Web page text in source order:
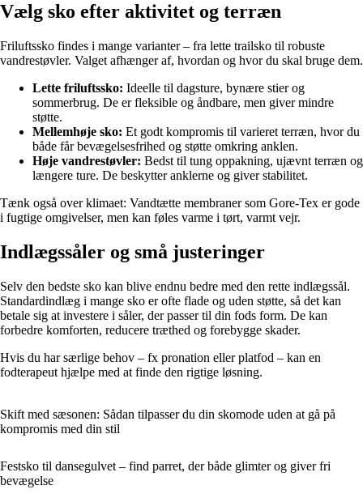
Vælg sko efter aktivitet og terræn
Friluftssko findes i mange varianter – fra lette trailsko til robuste
vandrestøvler. Valget afhænger af, hvordan og hvor du skal bruge dem.
Lette friluftssko: Ideelle til dagsture, bynære stier og
sommerbrug. De er fleksible og åndbare, men giver mindre
støtte.
Mellemhøje sko: Et godt kompromis til varieret terræn, hvor du
både får bevægelsesfrihed og støtte omkring anklen.
Høje vandrestøvler: Bedst til tung oppakning, ujævnt terræn og
længere ture. De beskytter anklerne og giver stabilitet.
Tænk også over klimaet: Vandtætte membraner som Gore-Tex er gode
i fugtige omgivelser, men kan føles varme i tørt, varmt vejr.
Indlægssåler og små justeringer
Selv den bedste sko kan blive endnu bedre med den rette indlægssål.
Standardindlæg i mange sko er ofte flade og uden støtte, så det kan
betale sig at investere i såler, der passer til din fods form. De kan
forbedre komforten, reducere træthed og forebygge skader.
Hvis du har særlige behov – fx pronation eller platfod – kan en
fodterapeut hjælpe med at finde den rigtige løsning.
Skift med sæsonen: Sådan tilpasser du din skomode uden at gå på
kompromis med din stil
Festsko til dansegulvet – find parret, der både glimter og giver fri
bevægelse